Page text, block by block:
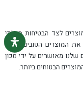
לצד הבטיחות הבלתי
המוצרים הטובים ביותר
שלנו מאושרים על ידי מכון
הבטוחים ביותר.